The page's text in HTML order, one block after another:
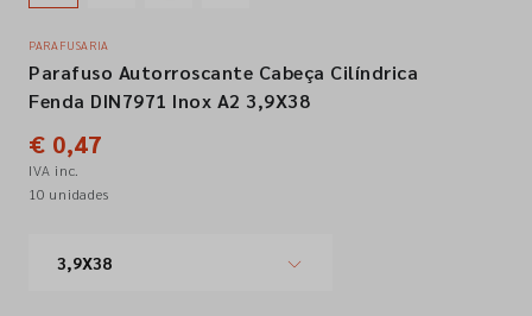
Siga-nos nas redes sociais
PARAFUSARIA
Parafuso Autorroscante Cabeça Cilíndrica
Fenda DIN7971 Inox A2 3,9X38
€ 0,47
IVA inc.
10 unidades
3,9X38